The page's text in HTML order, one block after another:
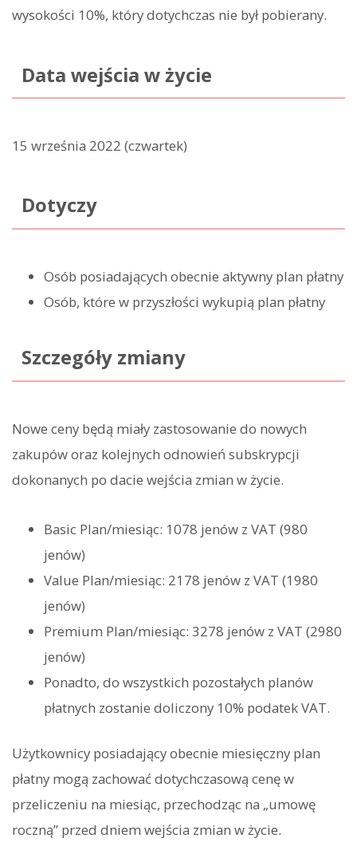
wysokości 10%, który dotychczas nie był pobierany.
Data wejścia w życie
15 września 2022 (czwartek)
Dotyczy
Osób posiadających obecnie aktywny plan płatny
Osób, które w przyszłości wykupią plan płatny
Szczegóły zmiany
Nowe ceny będą miały zastosowanie do nowych
zakupów oraz kolejnych odnowień subskrypcji
dokonanych po dacie wejścia zmian w życie.
Basic Plan/miesiąc: 1078 jenów z VAT (980
jenów)
Value Plan/miesiąc: 2178 jenów z VAT (1980
jenów)
Premium Plan/miesiąc: 3278 jenów z VAT (2980
jenów)
Ponadto, do wszystkich pozostałych planów
płatnych zostanie doliczony 10% podatek VAT.
Użytkownicy posiadający obecnie miesięczny plan
płatny mogą zachować dotychczasową cenę w
przeliczeniu na miesiąc, przechodząc na „umowę
roczną” przed dniem wejścia zmian w życie.